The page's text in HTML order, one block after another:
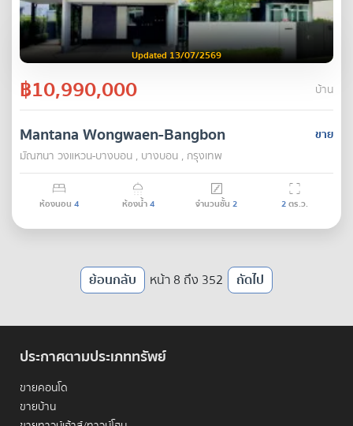
Updated 13/07/2569
฿10,990,000 บ้าน
ขาย
Mantana Wongwaen-Bangbon
มัณฑนา วงแหวน-บางบอน , บางบอน , กรุงเทพ
ห้องนอน 4 ห้องน้ำ4 จำนวนชั้น 2 2ตร.ว.
ย้อนกลับ หน้า 8 ถึง 352 ถัดไป
ประกาศตามประเภททรัพย์
ขายคอนโด
ขายบ้าน